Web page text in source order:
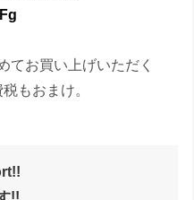
てお買い上げいただく
もおまけ。